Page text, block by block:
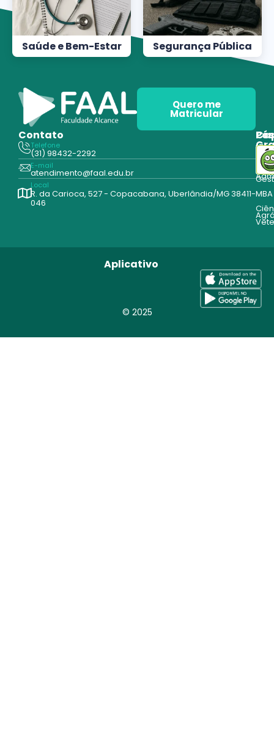
Saúde e Bem-Estar Segurança Pública
Quero me
Matricular
Contato
Telefone
(31) 98432-2292
E-mail
atendimento@faal.edu.br
Local
R. da Carioca, 527 - Copacabana, Uberlândia/MG 38411-
046
MBA
© 2025
Aplicativo